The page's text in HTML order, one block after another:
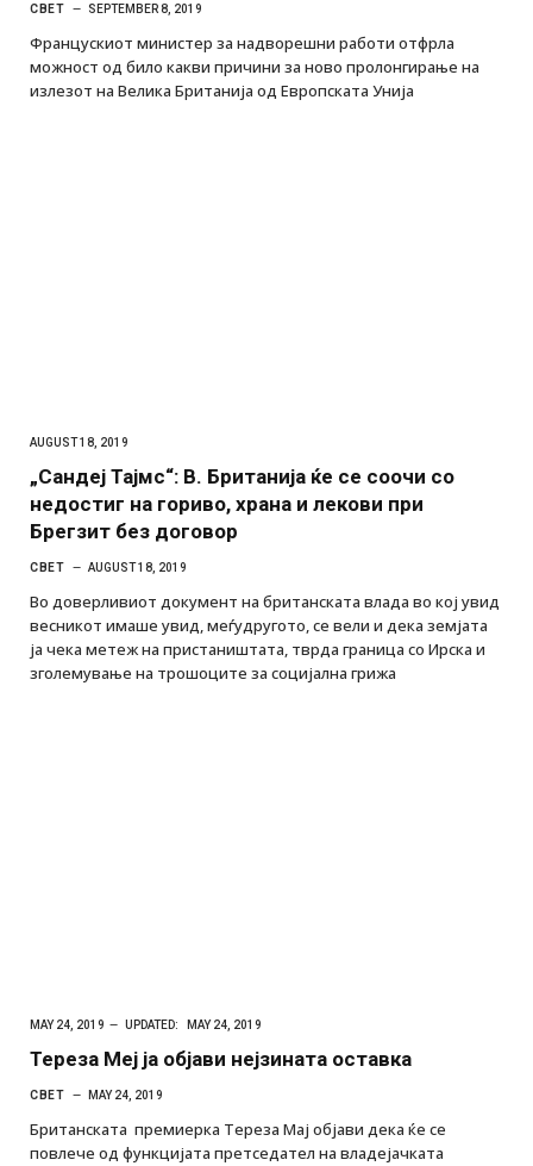
СВЕТ SEPTEMBER 8, 2019
Францускиот министер за надворешни работи отфрла
можност од било какви причини за ново пролонгирање на
излезот на Велика Британија од Европската Унија
AUGUST 18, 2019
„Сандеј Тајмс“: В. Британија ќе се соочи со
недостиг на гориво, храна и лекови при
Брегзит без договор
СВЕТ AUGUST 18, 2019
Во доверливиот документ на британската влада во кој увид
весникот имаше увид, меѓудругото, се вели и дека земјата
ја чека метеж на пристаништата, тврда граница со Ирска и
зголемување на трошоците за социјална грижа
MAY 24, 2019 UPDATED: MAY 24, 2019
Тереза Меј ја објави нејзината оставка
СВЕТ MAY 24, 2019
Британската премиерка Тереза Мај објави дека ќе се
повлече од функцијата претседател на владејачката